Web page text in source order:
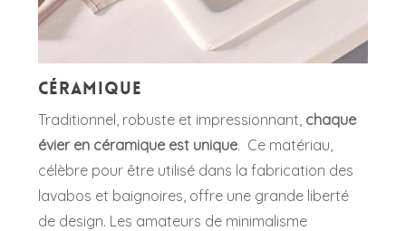
Céramique
Traditionnel, robuste et impressionnant, chaque
évier en céramique est unique. Ce matériau,
célèbre pour être utilisé dans la fabrication des
lavabos et baignoires, offre une grande liberté
de design. Les amateurs de minimalisme